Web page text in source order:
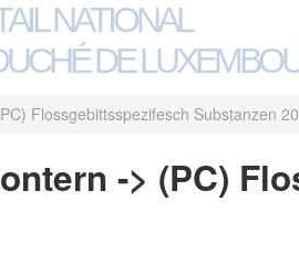
NATIONAL
DE
Flossgebittsspezifesch Substanzen
-> (PC)